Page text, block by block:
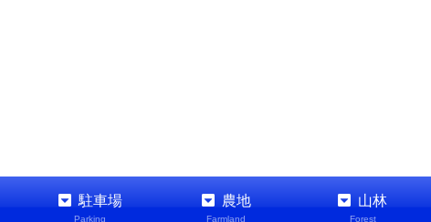
駐車場
Parking
農地
Farmland
山林
Forest